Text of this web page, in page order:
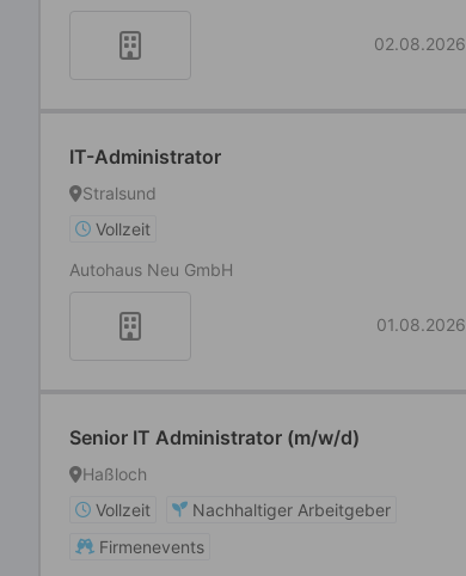
02.08.2026
IT-Administrator
Stralsund
Vollzeit
Autohaus Neu GmbH
01.08.2026
Senior IT Administrator (m/w/d)
Haßloch
Vollzeit
Nachhaltiger Arbeitgeber
Firmenevents